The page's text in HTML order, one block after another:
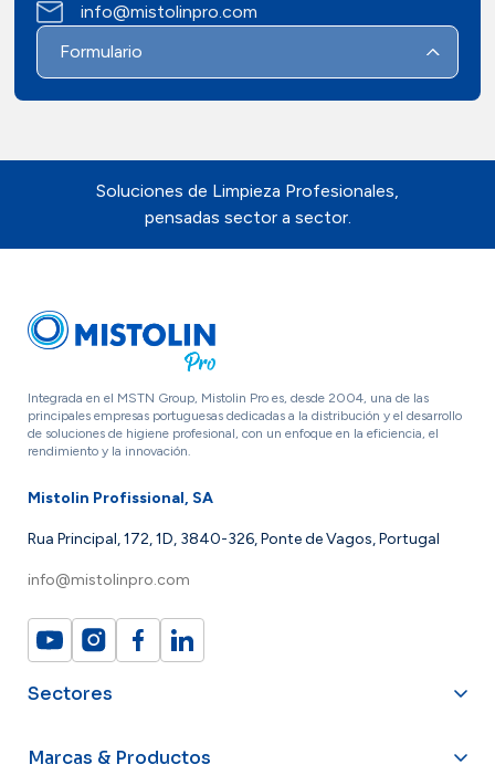
info@mistolinpro.com
Formulario
Soluciones de Limpieza Profesionales,
pensadas sector a sector.
Integrada en el MSTN Group, Mistolin Pro es, desde 2004, una de las
principales empresas portuguesas dedicadas a la distribución y el desarrollo
de soluciones de higiene profesional, con un enfoque en la eficiencia, el
rendimiento y la innovación.
Mistolin Profissional, SA
Rua Principal, 172, 1D, 3840-326, Ponte de Vagos, Portugal
info@mistolinpro.com
Sectores
Marcas & Productos